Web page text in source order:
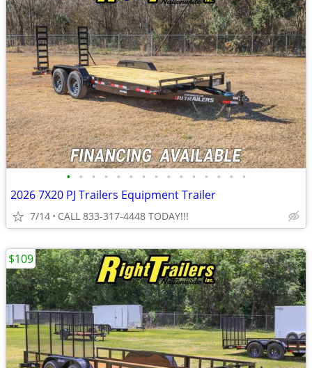
• • • • • • • • • • • • • • •
2026 7X20 PJ Trailers Equipment Trailer
7/14 CALL 833-317-4448 TODAY!!!
$109